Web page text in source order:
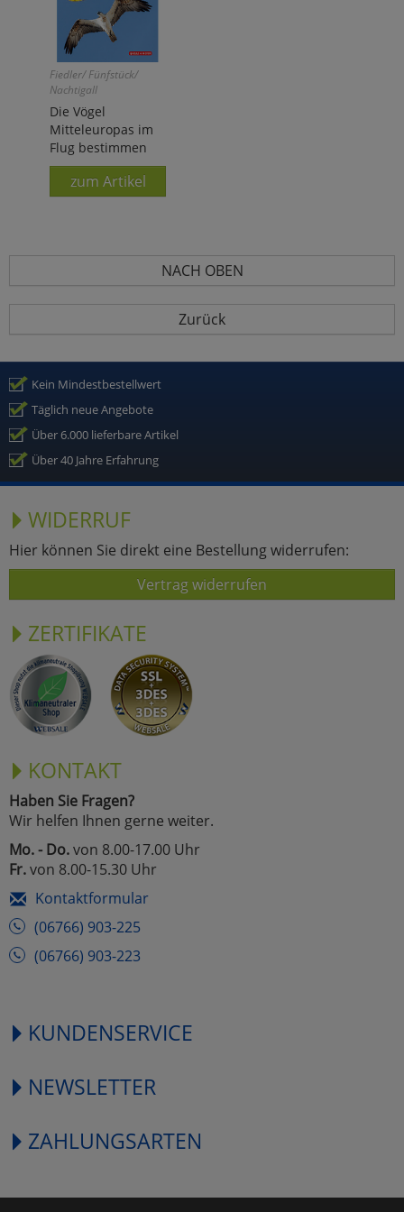
Fiedler/ Fünfstück/
Nachtigall
Die Vögel
Mitteleuropas im
Flug bestimmen
zum Artikel
NACH OBEN
Zurück
Kein Mindestbestellwert
Täglich neue Angebote
Über 6.000 lieferbare Artikel
Über 40 Jahre Erfahrung
WIDERRUF
Hier können Sie direkt eine Bestellung widerrufen:
Vertrag widerrufen
ZERTIFIKATE
KONTAKT
Haben Sie Fragen?
Wir helfen Ihnen gerne weiter.
Mo. - Do.von 8.00-17.00 Uhr
Fr.von 8.00-15.30 Uhr
Kontaktformular
(06766) 903-225
(06766) 903-223
KUNDENSERVICE
NEWSLETTER
ZAHLUNGSARTEN